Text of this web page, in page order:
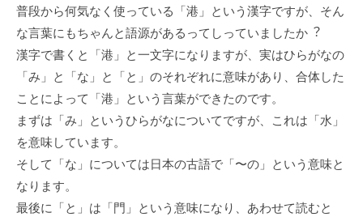
普段から何気なく使っている「港」という漢字ですが、そん
な⾔葉にもちゃんと語源があるってしっていましたか︖
漢字で書くと「港」と⼀⽂字になりますが、実はひらがなの
「み」と「な」と「と」のそれぞれに意味があり、合体した
ことによって「港」という⾔葉ができたのです。
まずは「み」というひらがなについてですが、これは「⽔」
を意味しています。
そして「な」については⽇本の古語で「〜の」という意味と
なります。
最後に「と」は「⾨」という意味になり、あわせて読むと